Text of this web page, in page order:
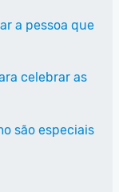
a pessoa que
celebrar as
são especiais